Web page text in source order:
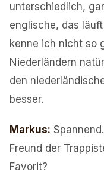
unterschiedlich,
englische, das
kenne ich nicht so
Niederländern
den
besser.
Markus:
Freund der
Favorit?